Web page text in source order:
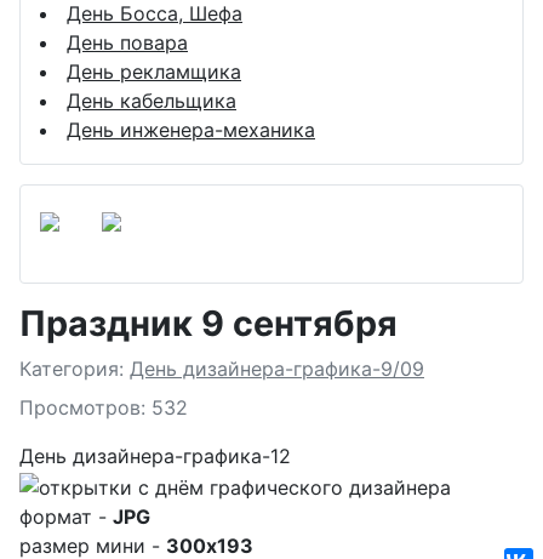
День Босса, Шефа
День повара
День рекламщика
День кабельщика
День инженера-механика
Праздник 9 сентября
Подробности
Категория: День дизайнера-графика-9/09
Просмотров: 532
День дизайнера-графика-12
формат - JPG
размер мини - 300x193